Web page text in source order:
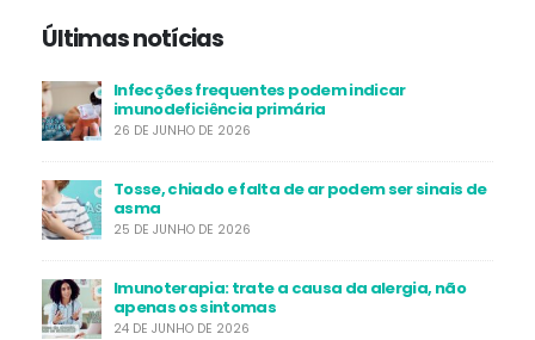
Últimas notícias
Infecções frequentes podem indicar
imunodeficiência primária
26 DE JUNHO DE 2026
Tosse, chiado e falta de ar podem ser sinais de
asma
25 DE JUNHO DE 2026
Imunoterapia: trate a causa da alergia, não
apenas os sintomas
24 DE JUNHO DE 2026